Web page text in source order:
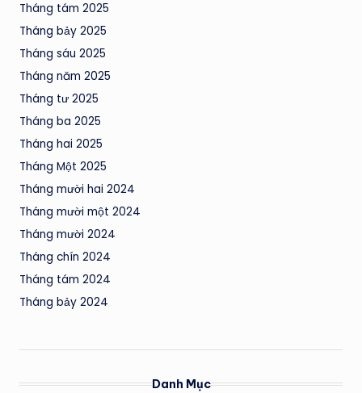
Tháng tám 2025
Tháng bảy 2025
Tháng sáu 2025
Tháng năm 2025
Tháng tư 2025
Tháng ba 2025
Tháng hai 2025
Tháng Một 2025
Tháng mười hai 2024
Tháng mười một 2024
Tháng mười 2024
Tháng chín 2024
Tháng tám 2024
Tháng bảy 2024
Danh Mục